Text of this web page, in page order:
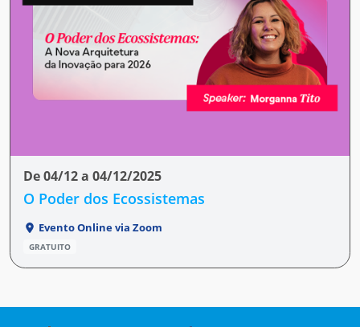
De 04/12 a 04/12/2025
O Poder dos Ecossistemas
Evento Online via Zoom
GRATUITO